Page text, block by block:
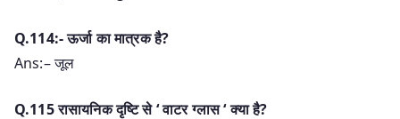
Q.114:- ऊर्जा का मात्रक है?
Ans:– जूल
Q.115 रासायनिक दृष्टि से ‘ वाटर ग्लास ‘ क्या है?